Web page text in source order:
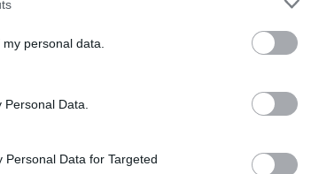
personal data.
Data.
Data for Targeted
Κίνας”
την άφιξή του στην Ελλάδα.